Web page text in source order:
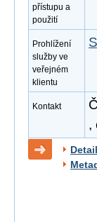
přístupu a
použití
Prohlížení
služby ve
veřejném
klientu
Kontakt
,